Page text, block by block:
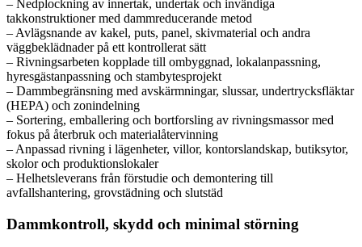
– Nedplockning av innertak, undertak och invändiga
takkonstruktioner med dammreducerande metod
– Avlägsnande av kakel, puts, panel, skivmaterial och andra
väggbeklädnader på ett kontrollerat sätt
– Rivningsarbeten kopplade till ombyggnad, lokalanpassning,
hyresgästanpassning och stambytesprojekt
– Dammbegränsning med avskärmningar, slussar, undertrycksfläktar
(HEPA) och zonindelning
– Sortering, emballering och bortforsling av rivningsmassor med
fokus på återbruk och materialåtervinning
– Anpassad rivning i lägenheter, villor, kontorslandskap, butiksytor,
skolor och produktionslokaler
– Helhetsleverans från förstudie och demontering till
avfallshantering, grovstädning och slutstäd
Dammkontroll, skydd och minimal störning